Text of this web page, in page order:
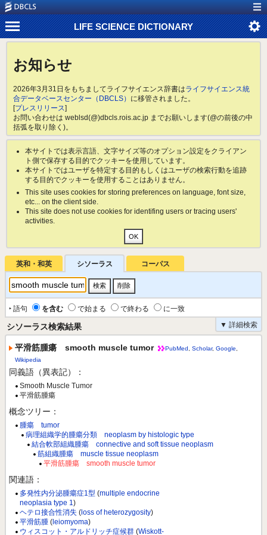
LIFE SCIENCE DICTIONARY
お知らせ
2026年3月31日をもちましてライフサイエンス辞書はライフサイエンス統
合データベースセンター（DBCLS） に移管されました。
[プレスリリース]
お問い合わせは weblsd(@)dbcls.rois.ac.jp までお願いします(@の前後の中
括弧を取り除く)。
本サイトでは表示言語、文字サイズ等のオプション設定をクライアン
ト側で保存する目的でクッキーを使用しています。
本サイトではユーザを特定する目的もしくはユーザの検索行動を追跡
する目的でクッキーを使用することはありません。
This site uses cookies for storing preferences on language, font size,
etc... on the client side.
This site does not use cookies for identifing users or tracing users'
activities.
英和・和英 シソーラス コーパス
‣ 語句 を含む で始まる で終わる
に一致
▼ 詳細検索
シソーラス検索結果
平滑筋腫瘍 smooth muscle tumor PubMed Scholar, Google
Wikipedia
同義語（異表記）：
Smooth Muscle Tumor
平滑筋腫瘍
概念ツリー：
腫瘍 tumor
病理組織学的腫瘍分類 neoplasm by histologic type
結合軟部組織腫瘍 connective and soft tissue neoplasm
筋組織腫瘍 muscle tissue neoplasm
平滑筋腫瘍 smooth muscle tumor
関連語：
多発性内分泌腫瘍症1型 (multiple endocrine
neoplasia type 1)
ヘテロ接合性消失 ( loss of heterozygosity)
平滑筋腫 ( leiomyoma)
ウィスコット・アルドリッチ症候群 (Wiskott-